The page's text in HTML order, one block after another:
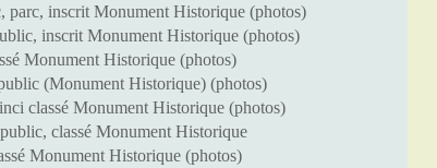
inscrit Monument Historique (photos)
inscrit Monument Historique (photos)
Monument Historique (photos)
(Monument Historique) (photos)
classé Monument Historique (photos)
classé Monument Historique
Monument Historique (photos)